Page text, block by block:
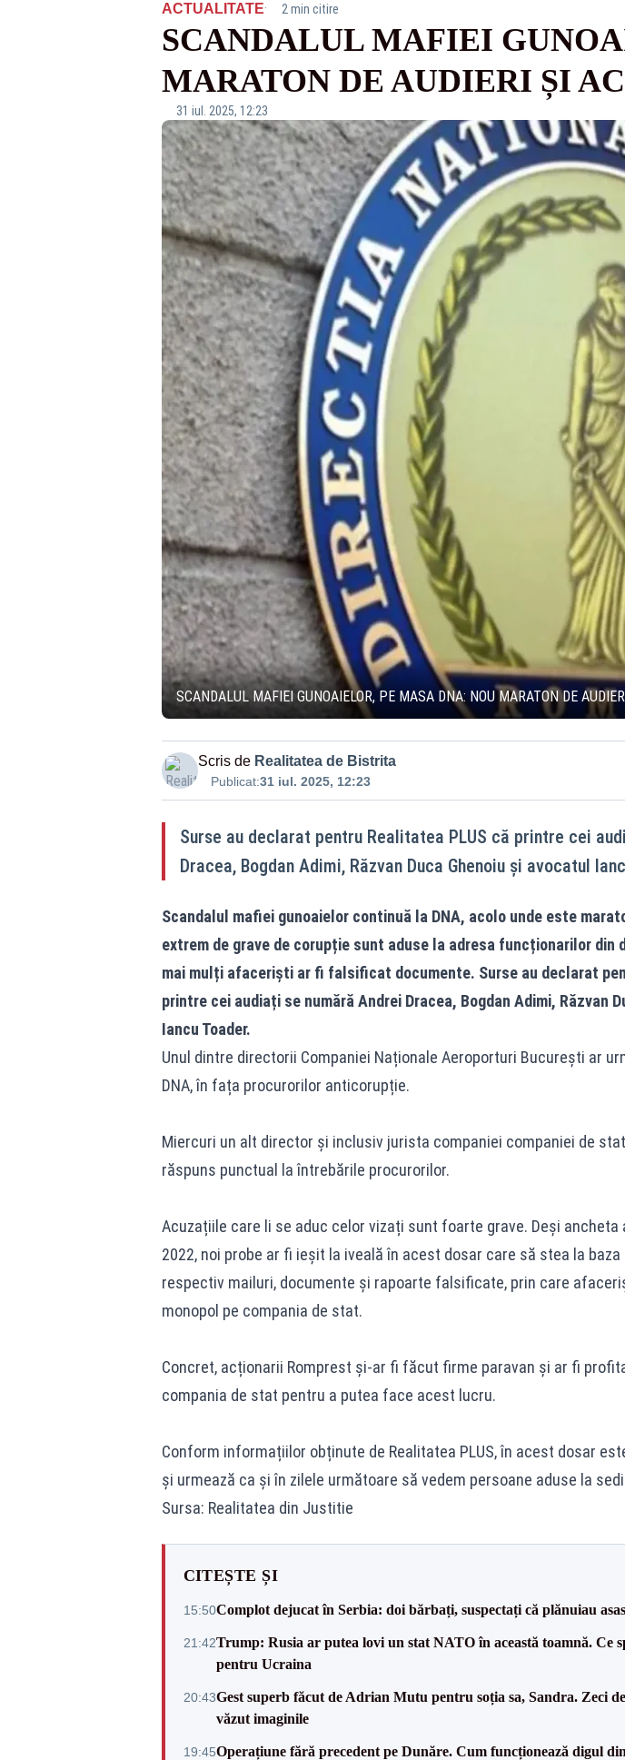
ACTUALITATE· 2 min citire
SCANDALUL MAFIEI
MARATON DE AUDIERI ȘI
31 iul. 2025, 12:23
SCANDALUL MAFIEI GUNOAIELOR, PE MASA DNA: NOU MARATON DE
Scris de Realitatea de Bistrita
Publicat:31 iul. 2025, 12:23
Surse au declarat pentru Realitatea PLUS că printre cei
Dracea, Bogdan Adimi, Răzvan Duca Ghenoiu și avocatul
Scandalul mafiei gunoaielorcontinuă la DNA, acolo unde este
extrem de grave de corupție sunt aduse la adresa funcționarilor din
mai mulți afaceriști ar fi falsificat documente. Surse au declarat
printre cei audiați se numără Andrei Dracea, Bogdan Adimi, Răzvan
Iancu Toader.
Unul dintre directorii Companiei Naționale Aeroporturi București ar
DNA, în fața procurorilor anticorupție.
Miercuri un alt director și inclusiv jurista companiei companiei de
răspuns punctual la întrebările procurorilor.
Acuzațiile care li se aduc celor vizați sunt foarte grave. Deși ancheta
2022, noi probe ar fi ieșit la iveală în acest dosar care să stea la
respectiv mailuri, documente și rapoarte falsificate, prin care
monopol pe compania de stat.
Concret, acționarii Romprest și-ar fi făcut firme paravan și ar fi
compania de stat pentru a putea face acest lucru.
Conform informațiilor obținute de Realitatea PLUS, în acest dosar
și urmează ca și în zilele următoare să vedem persoane aduse la
Sursa: Realitatea din Justitie
CITEȘTE ȘI
15:50Complot dejucat în Serbia: doi bărbați, suspectați că plănuiau
21:42Trump: Rusia ar putea lovi un stat NATO în această toamnă. Ce
pentru Ucraina
20:43Gest superb făcut de Adrian Mutu pentru soția sa, Sandra. Zeci
văzut imaginile
19:45Operațiune fără precedent pe Dunăre. Cum funcționează digul